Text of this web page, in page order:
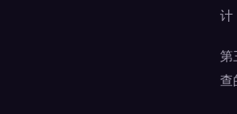
计
第
查